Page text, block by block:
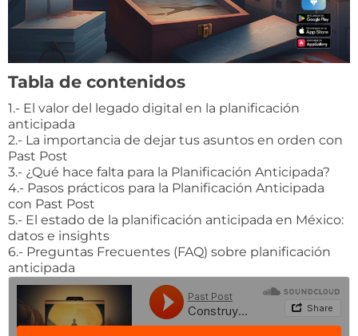
Tabla de contenidos
1.- El valor del legado digital en la planificación
anticipada
2.- La importancia de dejar tus asuntos en orden con
Past Post​
3.- ¿Qué hace falta para la Planificación Anticipada?
4.- Pasos prácticos para la Planificación Anticipada
con Past Post
5.- El estado de la planificación anticipada en México:
datos e insights
6.- Preguntas Frecuentes (FAQ) sobre planificación
anticipada